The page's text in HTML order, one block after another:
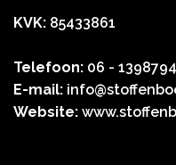
KVK: 85433861
Telefoon: 06 -
E-mail:
Website: